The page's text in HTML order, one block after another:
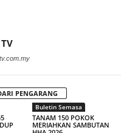
PENGARANG
Buletin Semasa
TANAM 150 POKOK
MERIAHKAN SAMBUTAN